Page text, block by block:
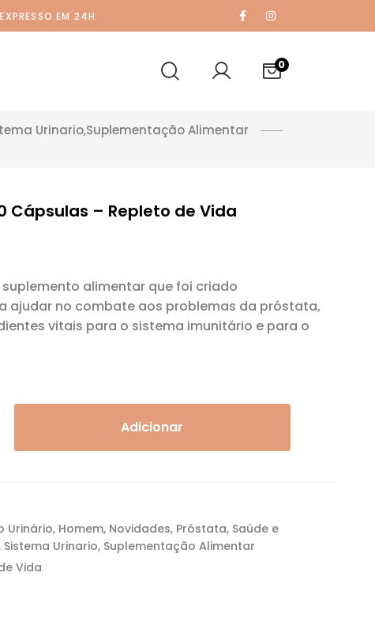
EM 24H
0
Urinario,Suplementação Alimentar
Cápsulas – Repleto de Vida
suplemento alimentar que foi criado
ajudar no combate aos problemas da próstata,
vitais para o sistema imunitário e para o
Adicionar
Urinário, Homem, Novidades, Próstata, Saúde e
Sistema Urinario, Suplementação Alimentar
Vida